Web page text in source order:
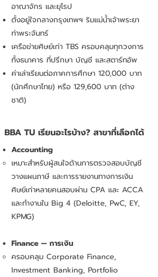
อาณาจักร และยุโรป
ตั้งอยู่ใจกลางกรุงเทพฯ ริมแม่น้ำเจ้าพระยา
ท่าพระจันทร์
เครือข่ายศิษย์เก่า TBS ครอบคลุมทุกวงการ
ทั้งธนาคาร ที่ปรึกษา บัญชี และสตาร์ทอัพ
ค่าเล่าเรียนต่อภาคการศึกษา 120,000 บาท
(นักศึกษาไทย) หรือ 129,600 บาท (ต่าง
ชาติ)
BBA TU เรียนอะไรบ้าง? สาขาที่เลือกได้
Accounting
เหมาะสำหรับผู้สนใจด้านการตรวจสอบบัญชี
วางแผนภาษี และการรายงานทางการเงิน
ศิษย์เก่าหลายคนสอบผ่าน CPA และ ACCA
และทำงานใน Big 4 (Deloitte, PwC, EY,
KPMG)
Finance — การเงิน
ครอบคลุม Corporate Finance,
Investment Banking, Portfolio